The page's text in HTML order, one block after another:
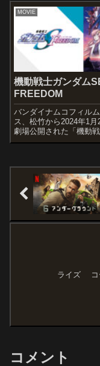
しても継承される『大
題材とした作品です。
度あらすじ＆予告編体
が、投げやりな性格の...
MOVIE
機動戦士ガンダム
FREEDOM
バンダイナムコフィル
ス、松竹から2024年1月
劇場公開された「機動戦
ダムSEED FREEDOM
ク・イラ (C.E.) 年代を
た作品であり、『機...
ライズ コ
コメント